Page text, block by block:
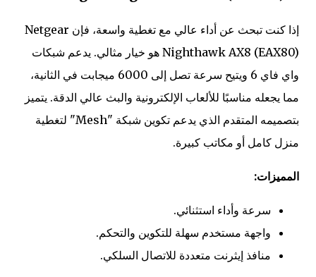
إذا كنت تبحث عن أداء عالي مع تغطية واسعة، فإن Netgear
Nighthawk AX8 (EAX80) هو خيار مثالي. يدعم شبكات
واي فاي 6 ويتيح سرعة تصل إلى 6000 ميجابت في الثانية،
مما يجعله مناسبًا للألعاب الإلكترونية والبث عالي الدقة. يتميز
بتصميمه المتقدم الذي يدعم تكوين شبكة "Mesh" لتغطية
منزل كامل أو مكاتب كبيرة.
المميزات:
سرعة وأداء استثنائي.
واجهة مستخدم سهلة للتكوين والتحكم.
منافذ إيثرنت متعددة للاتصال السلكي.